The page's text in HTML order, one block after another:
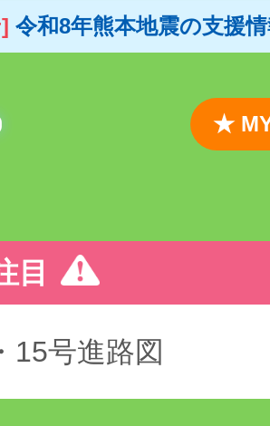
令和8年熊本地震の支援
★
目
15号進路図